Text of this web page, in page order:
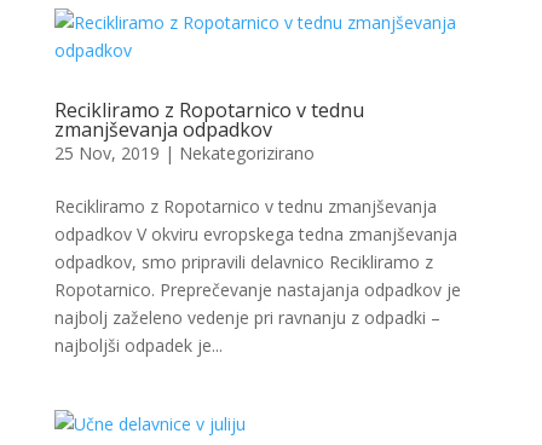
Recikliramo z Ropotarnico v tednu
zmanjševanja odpadkov
25 Nov, 2019 | Nekategorizirano
Recikliramo z Ropotarnico v tednu zmanjševanja
odpadkov V okviru evropskega tedna zmanjševanja
odpadkov, smo pripravili delavnico Recikliramo z
Ropotarnico. Preprečevanje nastajanja odpadkov je
najbolj zaželeno vedenje pri ravnanju z odpadki –
najboljši odpadek je...